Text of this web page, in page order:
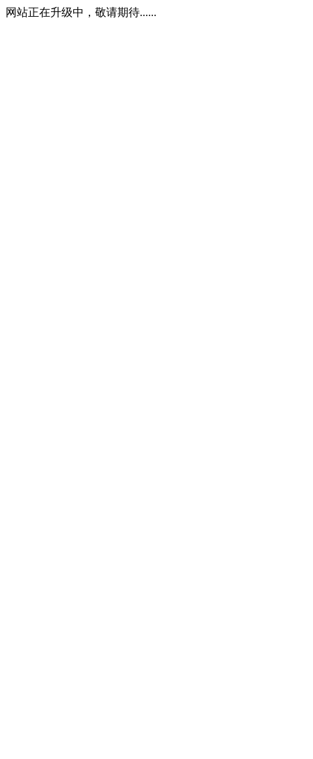
网站正在升级中，敬请期待......